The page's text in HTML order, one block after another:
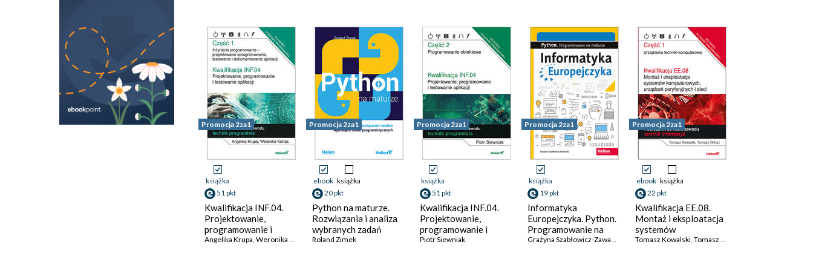
informatyk
Podręcznik do nauki
zawodu technik
informatyk
informatyk
Promocja 2za1
książka
51 pkt
Kwalifikacja INF.04.
Projektowanie,
programowanie i
testowanie aplikacji.
Angelika Krupa, Weronika Kortas
Promocja 2za1
ebook książka
20 pkt
Python na maturze.
Rozwiązania i analiza
wybranych zadań
programistycznych
Roland Zimek
Promocja 2za1
książka
51 pkt
Kwalifikacja INF.04.
Projektowanie,
programowanie i
testowanie aplikacji.
Piotr Siewniak
Promocja 2za1
książka
19 pkt
Informatyka
Europejczyka. Python.
Programowanie na
maturze
Grażyna Szabłowicz-Zawadzka
Promocja 2za1
ebook książka
22 pkt
Kwalifikacja EE.08.
Montaż i eksploatacja
systemów
komputerowych,
Tomasz Kowalski, Tomasz Orkisz